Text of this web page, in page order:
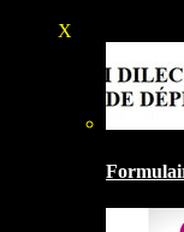
X